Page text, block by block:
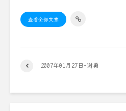
查看全部文章
2007年01月27日-谢勇